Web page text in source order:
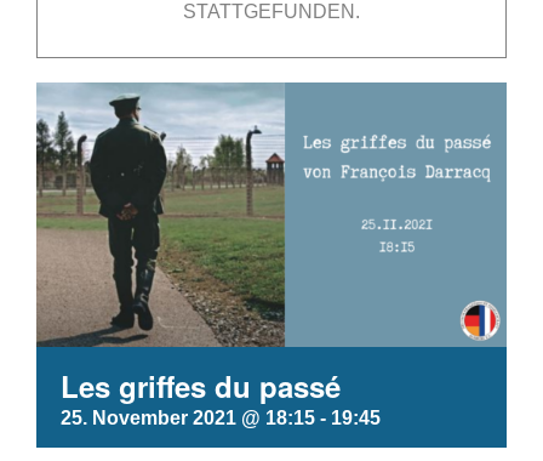
STATTGEFUNDEN.
Les griffes du passé
25. November 2021 @ 18:15 - 19:45